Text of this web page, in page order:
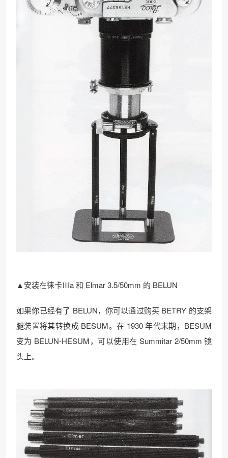
▲安装在徕卡Ⅲa 和 Elmar 3.5/50mm 的 BELUN
如果你已经有了 BELUN，你可以通过购买 BETRY 的支架
腿装置将其转换成 BESUM。在 1930 年代末期，BESUM
变为 BELUN-HESUM，可以使用在 Summitar 2/50mm 镜
头上。